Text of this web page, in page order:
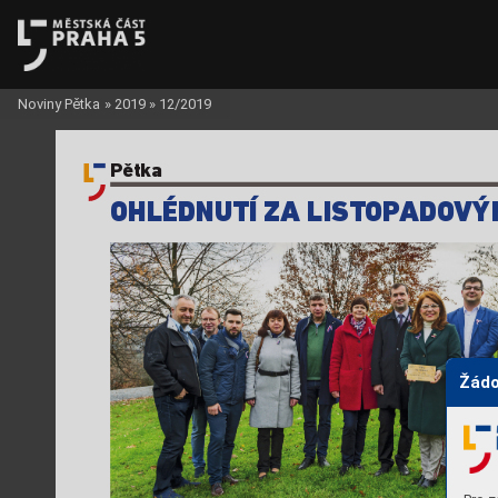
OHLÉDNUTÍ ZA LISTOPADO
Pětka
Noviny Pětka » 2019 » 12/2019